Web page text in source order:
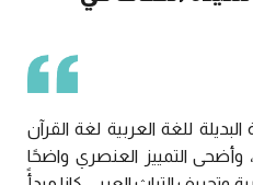
للغة العربية لغة القرآن
وأضحى التمييز العنصري واضحًا